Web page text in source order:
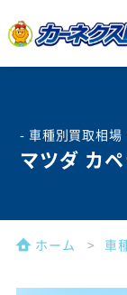
- 車種別買取相場
マツダ カ
ホーム 車